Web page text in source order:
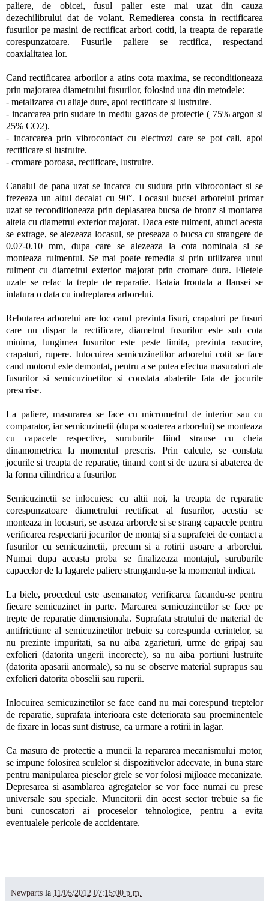
paliere, de obicei, fusul palier este mai uzat din cauza
dezechilibrului dat de volant. Remedierea consta in rectificarea
fusurilor pe masini de rectificat arbori cotiti, la treapta de reparatie
corespunzatoare. Fusurile paliere se rectifica, respectand
coaxialitatea lor.
Cand rectificarea arborilor a atins cota maxima, se reconditioneaza
prin majorarea diametrului fusurilor, folosind una din metodele:
- metalizarea cu aliaje dure, apoi rectificare si lustruire.
- incarcarea prin sudare in mediu gazos de protectie ( 75% argon si
25% CO2).
- incarcarea prin vibrocontact cu electrozi care se pot cali, apoi
rectificare si lustruire.
- cromare poroasa, rectificare, lustruire.
Canalul de pana uzat se incarca cu sudura prin vibrocontact si se
frezeaza un altul decalat cu 90°. Locasul bucsei arborelui primar
uzat se reconditioneaza prin deplasarea bucsa de bronz si montarea
alteia cu diametrul exterior majorat. Daca este rulment, atunci acesta
se extrage, se alezeaza locasul, se preseaza o bucsa cu strangere de
0.07-0.10 mm, dupa care se alezeaza la cota nominala si se
monteaza rulmentul. Se mai poate remedia si prin utilizarea unui
rulment cu diametrul exterior majorat prin cromare dura. Filetele
uzate se refac la trepte de reparatie. Bataia frontala a flansei se
inlatura o data cu indreptarea arborelui.
Rebutarea arborelui are loc cand prezinta fisuri, crapaturi pe fusuri
care nu dispar la rectificare, diametrul fusurilor este sub cota
minima, lungimea fusurilor este peste limita, prezinta rasucire,
crapaturi, rupere. Inlocuirea semicuzinetilor arborelui cotit se face
cand motorul este demontat, pentru a se putea efectua masuratori ale
fusurilor si semicuzinetilor si constata abaterile fata de jocurile
prescrise.
La paliere, masurarea se face cu micrometrul de interior sau cu
comparator, iar semicuzinetii (dupa scoaterea arborelui) se monteaza
cu capacele respective, suruburile fiind stranse cu cheia
dinamometrica la momentul prescris. Prin calcule, se constata
jocurile si treapta de reparatie, tinand cont si de uzura si abaterea de
la forma cilindrica a fusurilor.
Semicuzinetii se inlocuiesc cu altii noi, la treapta de reparatie
corespunzatoare diametrului rectificat al fusurilor, acestia se
monteaza in locasuri, se aseaza arborele si se strang capacele pentru
verificarea respectarii jocurilor de montaj si a suprafetei de contact a
fusurilor cu semicuzinetii, precum si a rotirii usoare a arborelui.
Numai dupa aceasta proba se finalizeaza montajul, suruburile
capacelor de la lagarele paliere strangandu-se la momentul indicat.
La biele, procedeul este asemanator, verificarea facandu-se pentru
fiecare semicuzinet in parte. Marcarea semicuzinetilor se face pe
trepte de reparatie dimensionala. Suprafata stratului de material de
antifrictiune al semicuzinetilor trebuie sa corespunda cerintelor, sa
nu prezinte impuritati, sa nu aiba zgarieturi, urme de gripaj sau
exfolieri (datorita ungerii incorecte), sa nu aiba portiuni lustruite
(datorita apasarii anormale), sa nu se observe material suprapus sau
exfolieri datorita oboselii sau ruperii.
Inlocuirea semicuzinetilor se face cand nu mai corespund treptelor
de reparatie, suprafata interioara este deteriorata sau proeminentele
de fixare in locas sunt distruse, ca urmare a rotirii in lagar.
Ca masura de protectie a muncii la repararea mecanismului motor,
se impune folosirea sculelor si dispozitivelor adecvate, in buna stare
pentru manipularea pieselor grele se vor folosi mijloace mecanizate.
Depresarea si asamblarea agregatelor se vor face numai cu prese
universale sau speciale. Muncitorii din acest sector trebuie sa fie
buni cunoscatori ai proceselor tehnologice, pentru a evita
eventualele pericole de accidentare.
Newparts la 11/05/2012 07:15:00 p.m.